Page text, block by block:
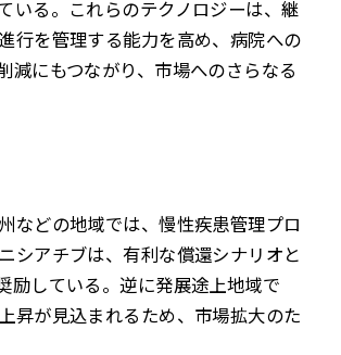
いる。これらのテクノロジーは、継
行を管理する能力を高め、病院への
にもつながり、市場へのさらなる
などの地域では、慢性疾患管理プロ
シアチブは、有利な償還シナリオと
励している。逆に発展途上地域で
昇が見込まれるため、市場拡大のた